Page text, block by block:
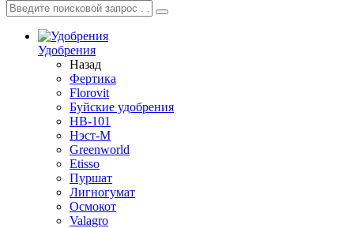
Удобрения
Назад
Фертика
Florovit
Буйские удобрения
HB-101
Нэст-М
Greenworld
Etisso
Пуршат
Лигногумат
Осмокот
Valagro